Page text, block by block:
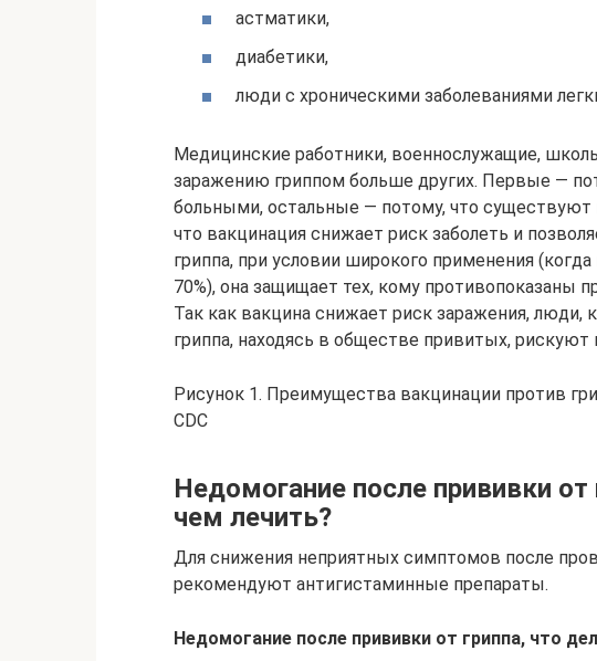
астматики,
диабетики,
люди с хроническими заболеваниями
Медицинские работники, военнослужащие,
заражению гриппом больше других. Первые —
больными, остальные — потому, что существуют
что вакцинация снижает риск заболеть и
гриппа, при условии широкого применения
70%), она защищает тех, кому противопоказаны
Так как вакцина снижает риск заражения, люди,
гриппа, находясь в обществе привитых, рискуют
Рисунок 1. Преимущества вакцинации против
СDC
Недомогание после прививки от
чем лечить?
Для снижения неприятных симптомов после
рекомендуют антигистаминные препараты.
Недомогание после прививки от гриппа, что